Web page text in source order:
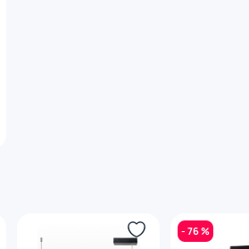
- 76 %